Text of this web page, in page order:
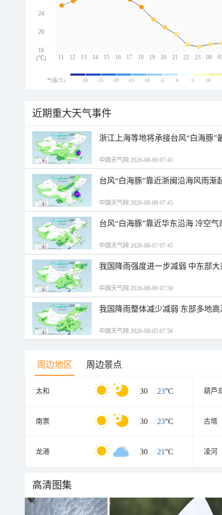
11 12 13 14 15 16 17 18 19 20 21 22 23 00
24
20
16
(℃)
气温(℃) -30 -25 -20 -15 -10 -5 0 5 10
近期重大天气事件
浙江上海等地将承接台风“白海豚”
中国天气网 2026-08-09 07:45
台风“白海豚”靠近浙闽沿海风雨渐
中国天气网 2026-08-08 07:45
台风“白海豚”靠近华东沿海 冷空
中国天气网 2026-08-07 07:45
我国降雨强度进一步减弱 中东部
中国天气网 2026-08-06 07:50
我国降雨整体减少减弱 东部多地
中国天气网 2026-08-05 07:56
周边地区 周边景点
太和 30 / 23°C 葫芦
南票 30 / 23°C 古塔
龙港 30 / 21°C 凌河
高清图集